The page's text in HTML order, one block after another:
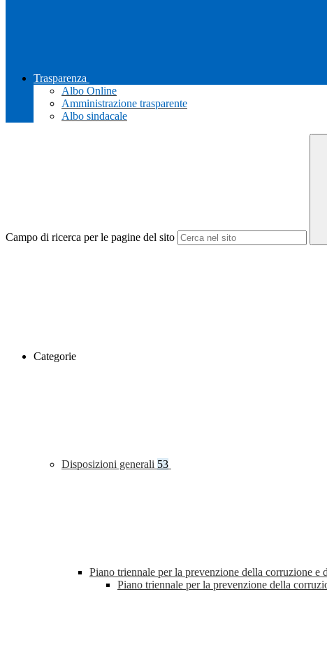
Trasparenza
Albo Online
Amministrazione trasparente
Albo sindacale
Campo di ricerca per le pagine del sito
Categorie
Disposizioni generali 53
Piano triennale per la prevenzione della corruzione e
Piano triennale per la prevenzione della